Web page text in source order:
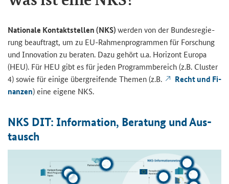
Na­tio­na­le Kon­takt­stel­len (NKS)wer­den von der Bun­des­re­gie­
rung be­auf­tragt, um zu EU-​Rahmenprogrammen für For­schung
und In­no­va­ti­on zu be­ra­ten. Dazu ge­hört u.a. Ho­ri­zont Eu­ro­pa
(HEU). Für HEU gibt es für jeden Pro­gramm­be­reich (z.B. Clus­ter
4) sowie für ei­ni­ge über­grei­fen­de The­men (z.B.
Recht und Fi­
nan­zen) eine ei­ge­ne NKS.
NKS DIT: In­for­ma­ti­on, Be­ra­tung und Aus­
tausch